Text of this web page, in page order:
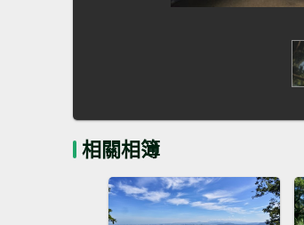
相關相簿